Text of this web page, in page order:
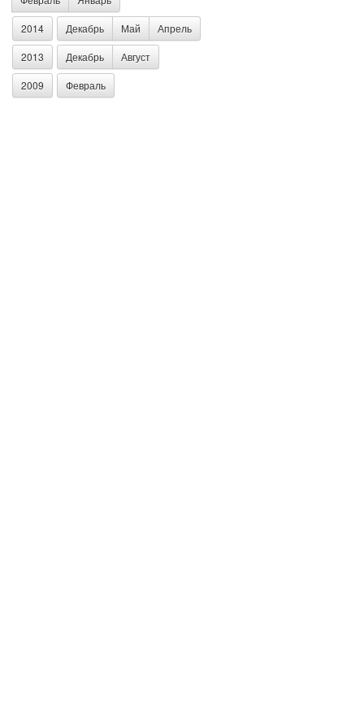
2014 Декабрь Май Апрель
2013 Декабрь Август
2009 Февраль